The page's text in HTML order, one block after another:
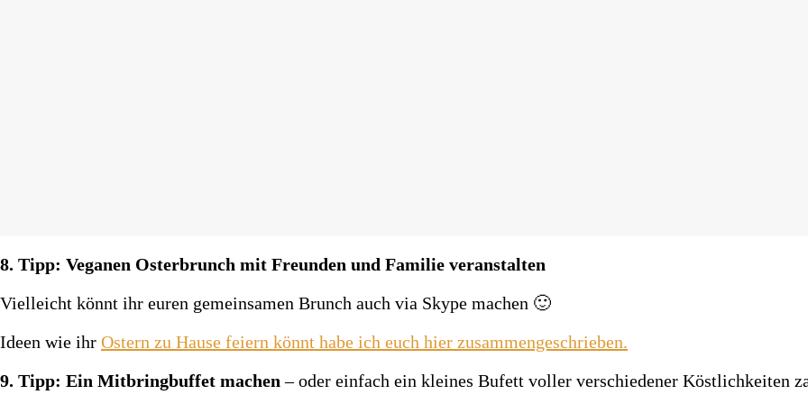
8. Tipp: Veganen Osterbrunch mit Freunden und Familie veranstalten
Vielleicht könnt ihr euren gemeinsamen Brunch auch via Skype machen 🙂
Ideen wie ihr Ostern zu Hause feiern könnt habe ich euch hier zusammengeschrieben.
9. Tipp: Ein Mitbringbuffet machen – oder einfach ein kleines Bufett voller verschiedener Köstlichkeiten